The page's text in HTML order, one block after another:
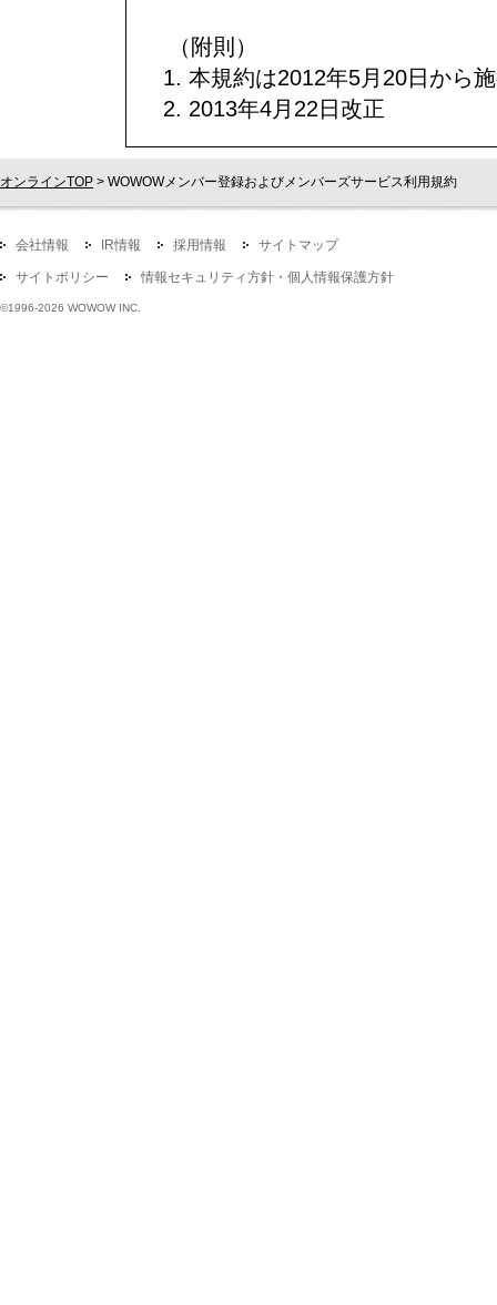
（附則）
本規約は2012年5月20日から
2013年4月22日改正
オンラインTOP > WOWOWメンバー登録およびメンバーズサービス利用規約
会社情報 IR情報 採用情報 サイトマップ
サイトポリシー 情報セキュリティ方針・個人情報保護方針
©1996-2026 WOWOW INC.